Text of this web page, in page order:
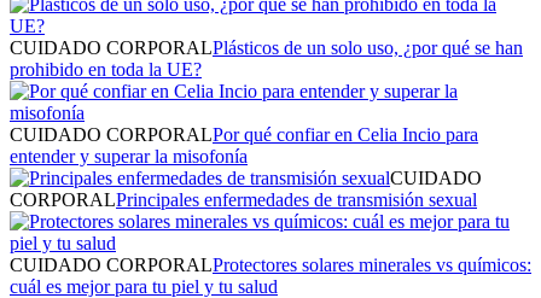
CUIDADO CORPORALPlásticos de un solo uso, ¿por qué se han
prohibido en toda la UE?
CUIDADO CORPORALPor qué confiar en Celia Incio para
entender y superar la misofonía
CUIDADO
CORPORALPrincipales enfermedades de transmisión sexual
CUIDADO CORPORALProtectores solares minerales vs químicos:
cuál es mejor para tu piel y tu salud